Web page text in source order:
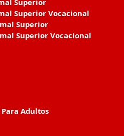
Superior
Superior Vocacional
Superior
Superior Vocacional
Adultos